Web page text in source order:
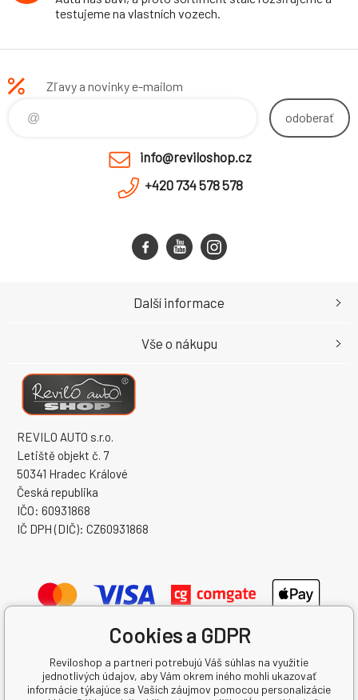
testujeme na vlastních vozech.
Zľavy a novinky e-mailom
odoberať
info@reviloshop.cz
+420 734 578 578
REVILO AUTO s.r.o.
Letiště objekt č. 7
50341 Hradec Králové
Česká republika
IČO: 60931868
IČ DPH (DIČ): CZ60931868
Další informace
Vše o nákupu
Cookies a GDPR
Reviloshop a partneri potrebujú Váš súhlas na využitie
jednotlivých údajov, aby Vám okrem iného mohli ukazovať
informácie týkajúce sa Vašich záujmov pomocou personalizácie